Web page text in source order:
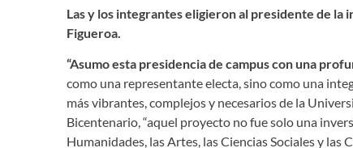
Las y los integrantes eligieron al presidente de la
Figueroa.
“Asumo esta presidencia de campus con una
como una representante electa, sino como una
más vibrantes, complejos y necesarios de la
Bicentenario, “aquel proyecto no fue solo una
Humanidades, las Artes, las Ciencias Sociales y